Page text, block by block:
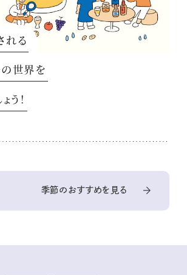
れる
の世界を
う！
季節のおすすめを見る